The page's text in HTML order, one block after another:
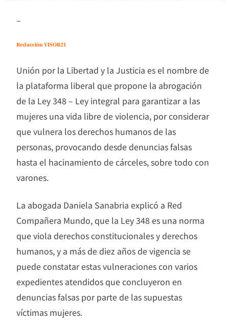
–
Redacción VISOR21
Unión por la Libertad y la Justicia es el nombre de
la plataforma liberal que propone la abrogación
de la Ley 348 – Ley integral para garantizar a las
mujeres una vida libre de violencia, por considerar
que vulnera los derechos humanos de las
personas, provocando desde denuncias falsas
hasta el hacinamiento de cárceles, sobre todo con
varones.
La abogada Daniela Sanabria explicó a Red
Compañera Mundo, que la Ley 348 es una norma
que viola derechos constitucionales y derechos
humanos, y a más de diez años de vigencia se
puede constatar estas vulneraciones con varios
expedientes atendidos que concluyeron en
denuncias falsas por parte de las supuestas
víctimas mujeres.